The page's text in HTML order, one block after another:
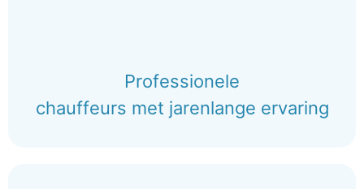
Professionele
chauffeurs met jarenlange ervaring